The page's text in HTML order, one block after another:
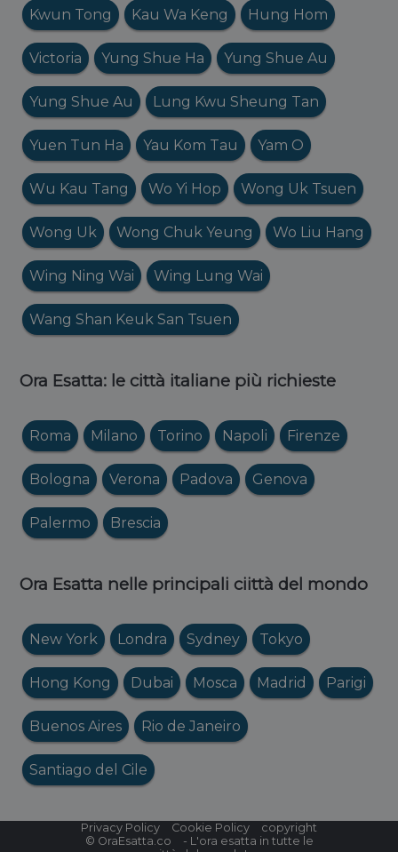
Kwun Tong Kau Wa Keng Hung Hom
Victoria Yung Shue Ha Yung Shue Au
Yung Shue Au Lung Kwu Sheung Tan
Yuen Tun Ha Yau Kom Tau Yam O
Wu Kau Tang Wo Yi Hop Wong Uk Tsuen
Wong Uk Wong Chuk Yeung Wo Liu Hang
Wing Ning Wai Wing Lung Wai
Wang Shan Keuk San Tsuen
Ora Esatta: le città italiane più richieste
Roma Milano Torino Napoli Firenze
Bologna Verona Padova Genova
Palermo Brescia
Ora Esatta nelle principali ciittà del mondo
New York Londra Sydney Tokyo
Hong Kong Dubai Mosca Madrid Parigi
Buenos Aires Rio de Janeiro
Santiago del Cile
Privacy Policy Cookie Policy
copyright
© OraEsatta.co
- L'ora esatta in tutte le